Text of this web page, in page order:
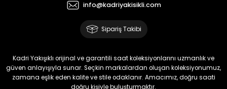
info@kadriyakisikli.com
Sipariş Takibi
Kadri Yakışıklı orijinal ve garantili saat koleksiyonlarını uzmanlık ve
güven anlayışıyla sunar. Seçkin markalardan oluşan koleksiyonumuz,
zamana eşlik eden kalite ve stile odaklanır. Amacımız, doğru saati
doğru kişiyle buluşturmaktır.